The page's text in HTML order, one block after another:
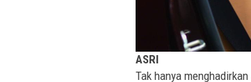
ASRI
Tak hanya